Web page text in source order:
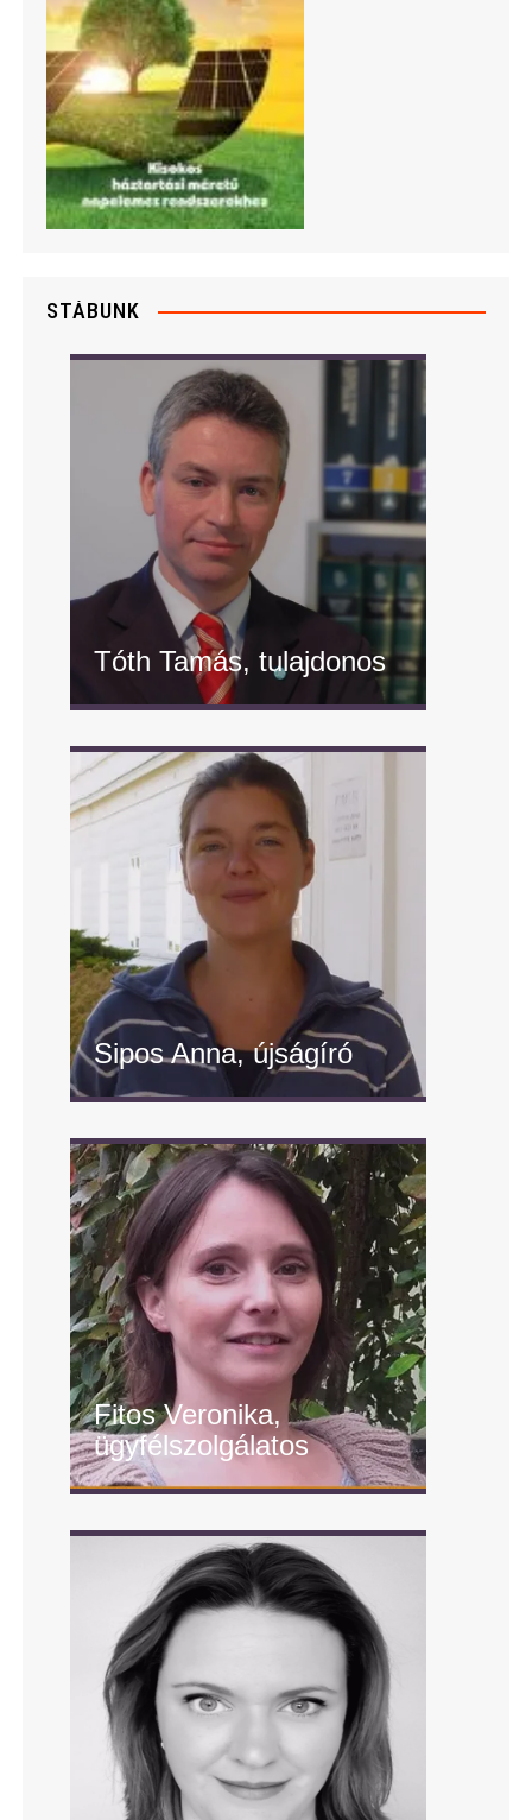
STÁBUNK
Tóth Tamás, tulajdonos
Sipos Anna, újságíró
ügyfélszolgálatos"/>
Fitos Veronika,
ügyfélszolgálatos